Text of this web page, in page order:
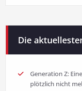
Die
Generation Z:
plötzlich nicht